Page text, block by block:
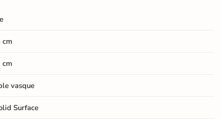
cm
cm
vasque
Surface